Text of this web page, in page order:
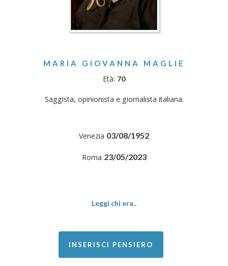
MARIA GIOVANNA MAGLIE
Età: 70
Saggista, opinionista e giornalista italiana.
Venezia 03/08/1952
Roma 23/05/2023
Leggi chi era..
INSERISCI PENSIERO